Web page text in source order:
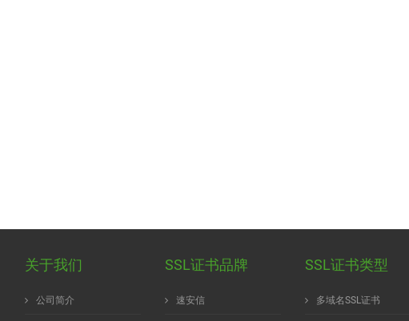
关于我们
公司简介
SSL证书品牌
速安信
SSL证书类型
多域名SSL证书